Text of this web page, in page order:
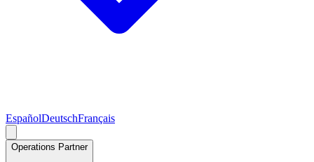
EspañolDeutschFrançais
Operations Partner